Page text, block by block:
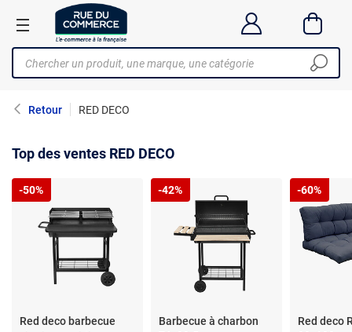
Retour RED DECO
Top des ventes RED DECO
Red deco barbecue
-50%
Barbecue à charbon
-42%
Red deco
-60%